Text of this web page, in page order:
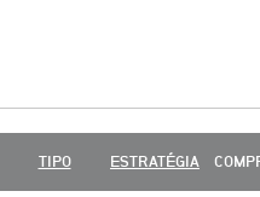
TIPO ESTRATÉGIA